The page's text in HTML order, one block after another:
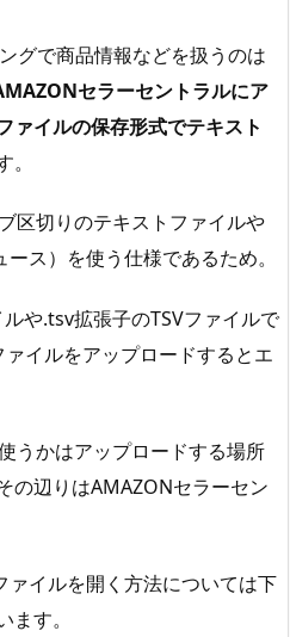
グで商品情報などを扱うのは
セラーセントラルにア
ァイルの保存形式でテキスト
。
区切りのテキストファイルや
ス）を使う仕様であるため。
や.tsv拡張子のTSVファイルで
イルをアップロードするとエ
うかはアップロードする場所
の辺りはAMAZONセラーセン
ァイルを開く方法については下
す。